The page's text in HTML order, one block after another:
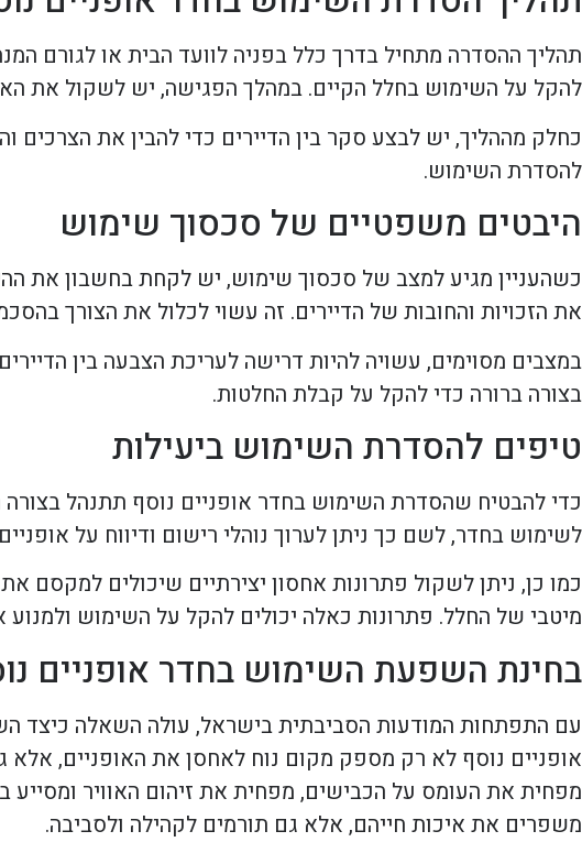
תהליך ההסדרה מתחיל בדרך כלל בפניה לוועד הבית או לגורם
להקל על השימוש בחלל הקיים. במהלך הפגישה, יש לשקול את
כחלק מההליך, יש לבצע סקר בין הדיירים כדי להבין את
להסדרת השימוש.
היבטים משפטיים של סכסוך שימוש
כשהעניין מגיע למצב של סכסוך שימוש, יש לקחת בחשבון את
את הזכויות והחובות של הדיירים. זה עשוי לכלול את הצורך
במצבים מסוימים, עשויה להיות דרישה לעריכת הצבעה בין
בצורה ברורה כדי להקל על קבלת החלטות.
טיפים להסדרת השימוש ביעילות
כדי להבטיח שהסדרת השימוש בחדר אופניים נוסף תתנהל
לשימוש בחדר, לשם כך ניתן לערוך נוהלי רישום ודיווח על
כמו כן, ניתן לשקול פתרונות אחסון יצירתיים שיכולים למקסם
מיטבי של החלל. פתרונות כאלה יכולים להקל על השימוש ולמנוע
בחינת השפעת השימוש בחדר אופניים
עם התפתחות המודעות הסביבתית בישראל, עולה השאלה כיצד
אופניים נוסף לא רק מספק מקום נוח לאחסן את האופניים, אלא
מפחית את העומס על הכבישים, מפחית את זיהום האוויר
משפרים את איכות חייהם, אלא גם תורמים לקהילה ולסביבה.